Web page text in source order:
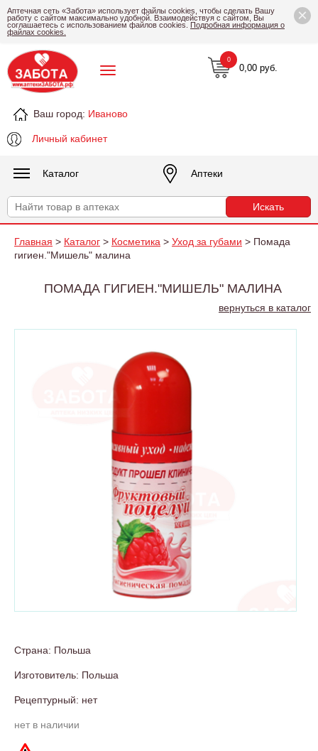
×
Аптечная сеть «Забота» использует файлы cookies, чтобы сделать Вашу
работу с сайтом максимально удобной. Взаимодействуя с сайтом, Вы
соглашаетесь с использованием файлов cookies. Подробная информация о
файлах cookies.
Ваш город: Иваново
Личный кабинет
0,00 руб.
0
Каталог Аптеки
Главная > Каталог > Косметика > Уход за губами > Помада
гигиен."Мишель" малина
ПОМАДА ГИГИЕН."МИШЕЛЬ" МАЛИНА
вернуться в каталог
Страна: Польша
Изготовитель: Польша
Рецептурный: нет
нет в наличии